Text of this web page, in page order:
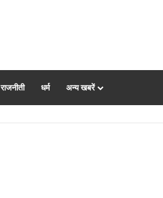
राजनीती धर्म अन्य खबरें